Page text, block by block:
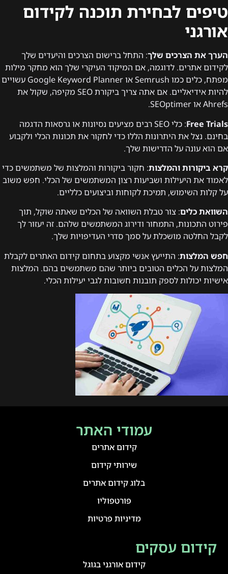
טיפים לבחירת תוכנה לקידום
אורגני
הערך את הצרכים שלך: התחל ברישום הצרכים והיעדים שלך
לקידום אתרים. לדוגמה, אם המיקוד העיקרי שלך הוא מחקר מילות
מפתח, כלים כמו Semrush או Google Keyword Planner עשויים
להיות אידיאליים. אם אתה צריך ביקורת SEO מקיפה, שקול את
Ahrefs או SEOptimer.
Free Trials
: כלי SEO רבים מציעים נסיונות או גרסאות הדגמה
בחינם. נצל את היתרונות הללו כדי לחקור את תכונות הכלי ולקבוע
אם הוא עונה על הדרישות שלך.
קרא ביקורות והמלצות: חקור ביקורות והמלצות של משתמשים כדי
לאמוד את היעילות ושביעות רצון המשתמשים של הכלי. חפש משוב
על קלות השימוש, תמיכת לקוחות וביצועים כלליים.
השוואת כלים: צור טבלת השוואה של הכלים שאתה שוקל, תוך
פירוט התכונות, התמחור ודירוג המשתמשים שלהם. זה יעזור לך
לקבל החלטה מושכלת על סמך סדרי העדיפויות שלך.
חפש המלצות: התייעץ אנשי מקצוע בתחום קידום האתרים לקבלת
המלצות על הכלים הטובים ביותר שהם משתמשים בהם. המלצות
אישיות יכולות לספק תובנות חשובות לגבי יעילות הכלי.
קידום עסקים
קידום אורגני בגוגל
עמודי האתר
קידום אתרים
שירותי קידום
בלוג קידום אתרים
פורטפוליו
מדיניות פרטיות